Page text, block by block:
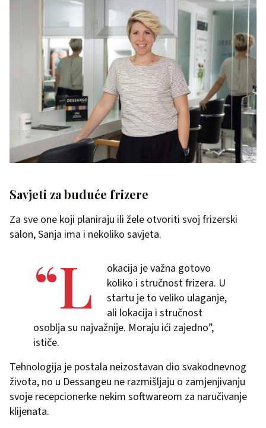
Savjeti za buduće frizere
Za sve one koji planiraju ili žele otvoriti svoj frizerski
salon, Sanja ima i nekoliko savjeta.
“L
okacija je važna gotovo
koliko i stručnost frizera. U
startu je to veliko ulaganje,
ali lokacija i stručnost
osoblja su najvažnije. Moraju ići zajedno”,
ističe.
Tehnologija je postala neizostavan dio svakodnevnog
života, no u Dessangeu ne razmišljaju o zamjenjivanju
svoje recepcionerke nekim softwareom za naručivanje
klijenata.